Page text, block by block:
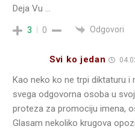
Deja Vu …
3 0 Odgovori
Svi ko jedan
Kao neko ko ne trpi diktaturu
svega odgovorna osoba u
proteza za promociju imena,
Glasam nekoliko krugova